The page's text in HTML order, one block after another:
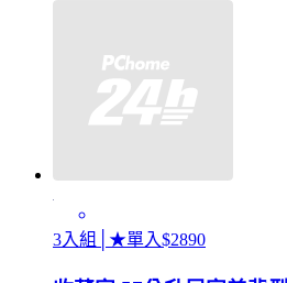
3入組│★單入$2890